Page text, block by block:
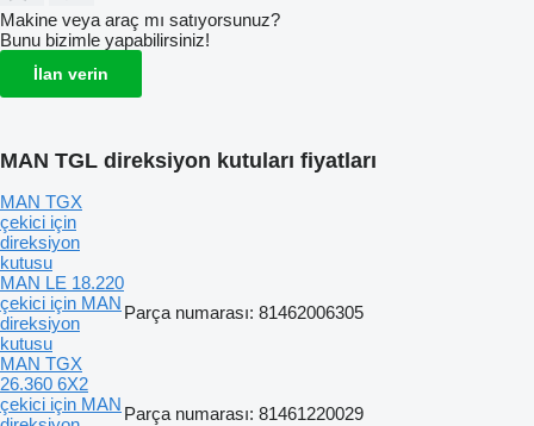
Makine veya araç mı satıyorsunuz?
Bunu bizimle yapabilirsiniz!
İlan verin
MAN TGL direksiyon kutuları fiyatları
MAN TGX
çekici için
direksiyon
kutusu
MAN LE 18.220
çekici için MAN
direksiyon
kutusu
Parça numarası: 81462006305
MAN TGX
26.360 6X2
çekici için MAN Parça numarası: 81461220029